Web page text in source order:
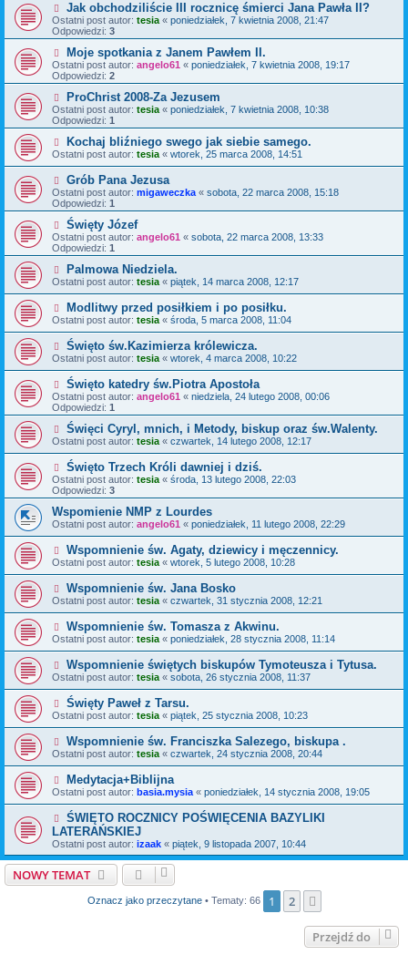
Jak obchodziliście III rocznicę śmierci Jana Pawła II?
Ostatni post autor: tesia « poniedziałek, 7 kwietnia 2008, 21:47
Odpowiedzi: 3
Moje spotkania z Janem Pawłem II.
Ostatni post autor: angelo61 « poniedziałek, 7 kwietnia 2008, 19:17
Odpowiedzi: 2
ProChrist 2008-Za Jezusem
Ostatni post autor: tesia « poniedziałek, 7 kwietnia 2008, 10:38
Odpowiedzi: 1
Kochaj bliźniego swego jak siebie samego.
Ostatni post autor: tesia « wtorek, 25 marca 2008, 14:51
Grób Pana Jezusa
Ostatni post autor: migaweczka « sobota, 22 marca 2008, 15:18
Odpowiedzi: 1
Święty Józef
Ostatni post autor: angelo61 « sobota, 22 marca 2008, 13:33
Odpowiedzi: 1
Palmowa Niedziela.
Ostatni post autor: tesia « piątek, 14 marca 2008, 12:17
Modlitwy przed posiłkiem i po posiłku.
Ostatni post autor: tesia « środa, 5 marca 2008, 11:04
Święto św.Kazimierza królewicza.
Ostatni post autor: tesia « wtorek, 4 marca 2008, 10:22
Święto katedry św.Piotra Apostoła
Ostatni post autor: angelo61 « niedziela, 24 lutego 2008, 00:06
Odpowiedzi: 1
Święci Cyryl, mnich, i Metody, biskup oraz św.Walenty.
Ostatni post autor: tesia « czwartek, 14 lutego 2008, 12:17
Święto Trzech Króli dawniej i dziś.
Ostatni post autor: tesia « środa, 13 lutego 2008, 22:03
Odpowiedzi: 3
Wspomienie NMP z Lourdes
Ostatni post autor: angelo61 « poniedziałek, 11 lutego 2008, 22:29
Wspomnienie św. Agaty, dziewicy i męczennicy.
Ostatni post autor: tesia « wtorek, 5 lutego 2008, 10:28
Wspomnienie św. Jana Bosko
Ostatni post autor: tesia « czwartek, 31 stycznia 2008, 12:21
Wspomnienie św. Tomasza z Akwinu.
Ostatni post autor: tesia « poniedziałek, 28 stycznia 2008, 11:14
Wspomnienie świętych biskupów Tymoteusza i Tytusa.
Ostatni post autor: tesia « sobota, 26 stycznia 2008, 11:37
Święty Paweł z Tarsu.
Ostatni post autor: tesia « piątek, 25 stycznia 2008, 10:23
Wspomnienie św. Franciszka Salezego, biskupa .
Ostatni post autor: tesia « czwartek, 24 stycznia 2008, 20:44
Medytacja+Biblijna
Ostatni post autor: basia.mysia « poniedziałek, 14 stycznia 2008, 19:05
ŚWIĘTO ROCZNICY POŚWIĘCENIA BAZYLIKI
LATERAŃSKIEJ
Ostatni post autor: izaak « piątek, 9 listopada 2007, 10:44
NOWY TEMAT
Oznacz jako przeczytane• Tematy: 66 1 2
Przejdź do